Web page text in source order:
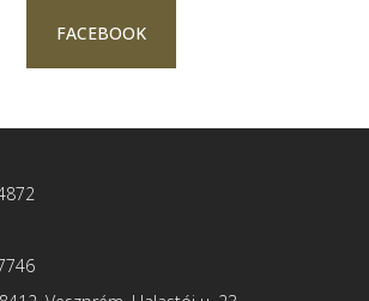
FACEBOOK